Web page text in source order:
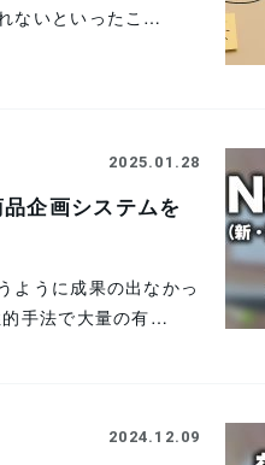
ないといったこ…
2025.01.28
企画システムを
ように成果の出なかっ
手法で大量の有…
2024.12.09